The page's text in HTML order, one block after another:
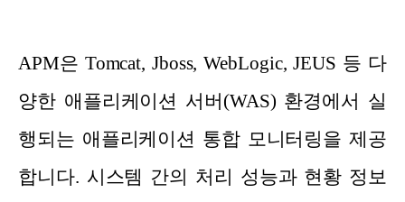
APM은 Tomcat, Jboss, WebLogic, JEUS 등 다
양한 애플리케이션 서버(WAS) 환경에서 실
행되는 애플리케이션 통합 모니터링을 제공
합니다. 시스템 간의 처리 성능과 현황 정보